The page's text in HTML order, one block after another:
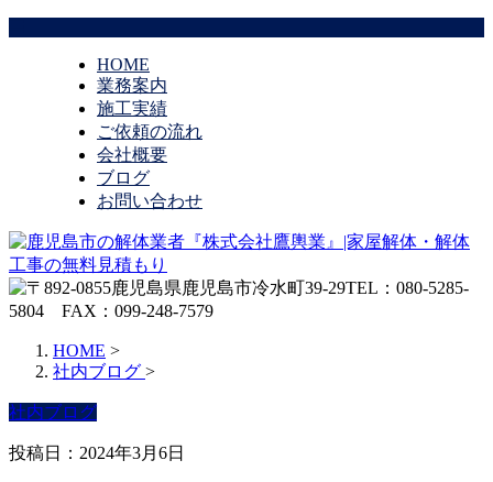
HOME
業務案内
施工実績
ご依頼の流れ
会社概要
ブログ
お問い合わせ
HOME >
社内ブログ >
社内ブログ
投稿日：2024年3月6日